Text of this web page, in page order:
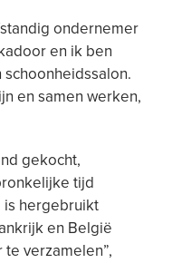
ondernemer
en ik ben
en samen werken,
gekocht,
tijd
is hergebruikt
en België
verzamelen”,